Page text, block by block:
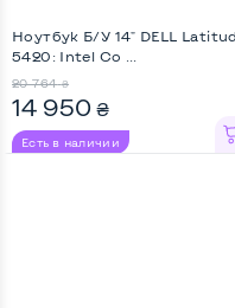
Ноутбук Б/У 14" DELL
5420: Intel Co ...
20 764 ₴
14 950 ₴
Есть в наличии